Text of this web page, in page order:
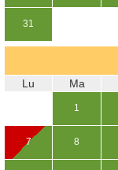
31
Lu Ma
1
7 8